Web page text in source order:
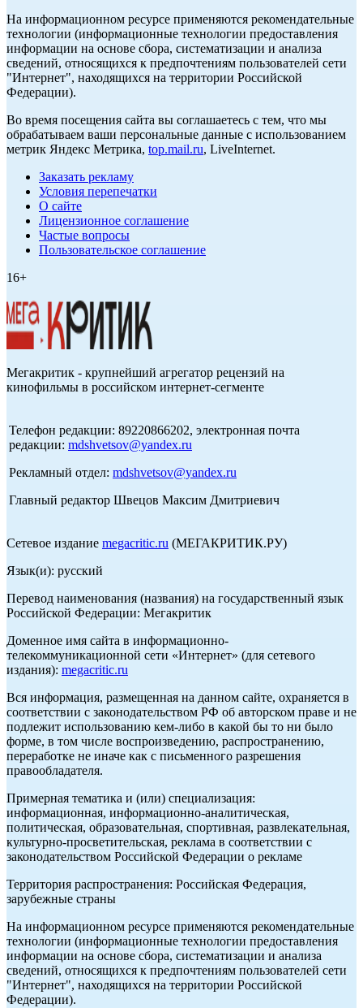
На информационном ресурсе применяются рекомендательные
технологии (информационные технологии предоставления
информации на основе сбора, систематизации и анализа
сведений, относящихся к предпочтениям пользователей сети
"Интернет", находящихся на территории Российской
Федерации).
Во время посещения сайта вы соглашаетесь с тем, что мы
обрабатываем ваши персональные данные с использованием
метрик Яндекс Метрика, top.mail.ru, LiveInternet.
Заказать рекламу
Условия перепечатки
О сайте
Лицензионное соглашение
Частые вопросы
Пользовательское соглашение
16+
Мегакритик - крупнейший агрегатор рецензий на
кинофильмы в российском интернет-сегменте
Телефон редакции: 89220866202, электронная почта
редакции: mdshvetsov@yandex.ru
Рекламный отдел: mdshvetsov@yandex.ru
Главный редактор Швецов Максим Дмитриевич
Сетевое издание megacritic.ru (МЕГАКРИТИК.РУ)
Язык(и): русский
Перевод наименования (названия) на государственный язык
Российской Федерации: Мегакритик
Доменное имя сайта в информационно-
телекоммуникационной сети «Интернет» (для сетевого
издания): megacritic.ru
Вся информация, размещенная на данном сайте, охраняется в
соответствии с законодательством РФ об авторском праве и не
подлежит использованию кем-либо в какой бы то ни было
форме, в том числе воспроизведению, распространению,
переработке не иначе как с письменного разрешения
правообладателя.
Примерная тематика и (или) специализация:
информационная, информационно-аналитическая,
политическая, образовательная, спортивная, развлекательная,
культурно-просветительская, реклама в соответствии с
законодательством Российской Федерации о рекламе
Территория распространения: Российская Федерация,
зарубежные страны
На информационном ресурсе применяются рекомендательные
технологии (информационные технологии предоставления
информации на основе сбора, систематизации и анализа
сведений, относящихся к предпочтениям пользователей сети
"Интернет", находящихся на территории Российской
Федерации).